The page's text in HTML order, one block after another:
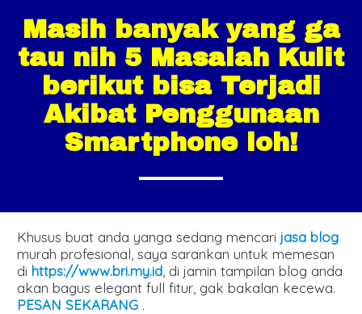
Masih banyak yang ga
tau nih 5 Masalah Kulit
berikut bisa Terjadi
Akibat Penggunaan
Smartphone loh!
Khusus buat anda yanga sedang mencarijasa blog
murah profesional, saya sarankan untuk memesan
dihttps://www.bri.my.id , di jamin tampilan blog anda
akan bagus elegant full fitur, gak bakalan kecewa.
PESAN SEKARANG .